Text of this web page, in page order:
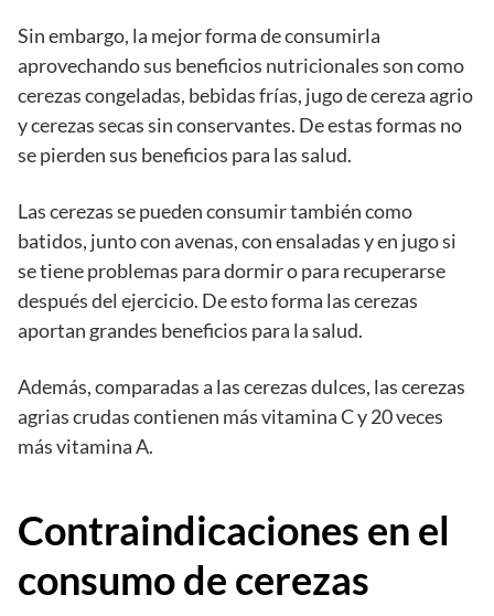
Sin embargo, la mejor forma de consumirla
aprovechando sus beneficios nutricionales son como
cerezas congeladas, bebidas frías, jugo de cereza agrio
y cerezas secas sin conservantes. De estas formas no
se pierden sus beneficios para las salud.
Las cerezas se pueden consumir también como
batidos, junto con avenas, con ensaladas y en jugo si
se tiene problemas para dormir o para recuperarse
después del ejercicio. De esto forma las cerezas
aportan grandes beneficios para la salud.
Además, comparadas a las cerezas dulces, las cerezas
agrias crudas contienen más vitamina C y 20 veces
más vitamina A.
Contraindicaciones en el
consumo de cerezas